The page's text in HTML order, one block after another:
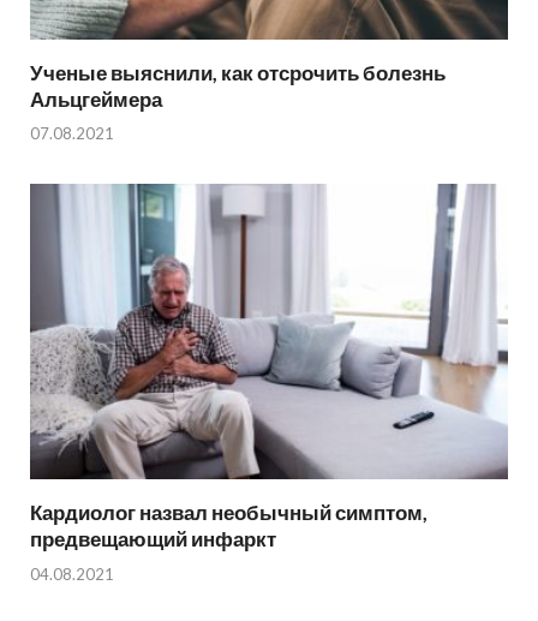
Ученые выяснили, как отсрочить болезнь
Альцгеймера
07.08.2021
Кардиолог назвал необычный симптом,
предвещающий инфаркт
04.08.2021